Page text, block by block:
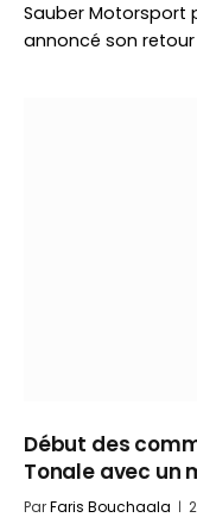
Sauber Motorsport
annoncé son retour
Début des
Tonale avec un
ParFaris Bouchaala